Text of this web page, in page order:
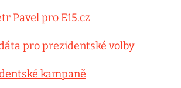
Pavel pro E15.cz
pro prezidentské volby
kampaně